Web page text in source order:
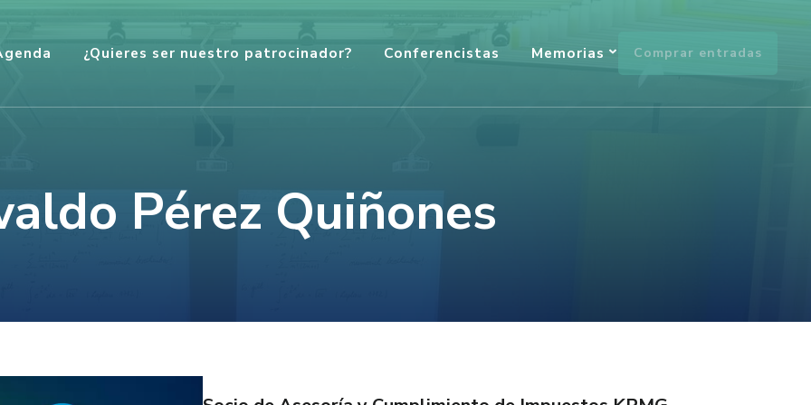
¿Quieres ser nuestro patrocinador? Conferencistas Memorias Comprar entradas
Pérez Quiñones